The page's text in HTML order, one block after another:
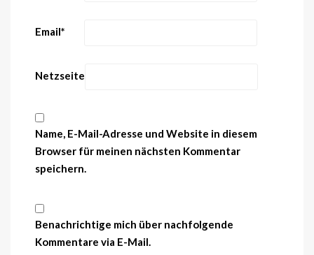
Email*
Netzseite
Name, E-Mail-Adresse und Website in diesem
Browser für meinen nächsten Kommentar
speichern.
Benachrichtige mich über nachfolgende
Kommentare via E-Mail.